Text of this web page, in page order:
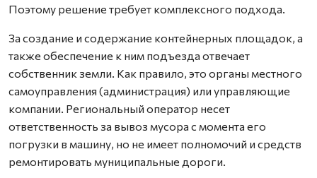
Поэтому решение требует комплексного подхода.
За создание и содержание контейнерных площадок, а
также обеспечение к ним подъезда отвечает
собственник земли. Как правило, это органы местного
самоуправления (администрация) или управляющие
компании. Региональный оператор несет
ответственность за вывоз мусора с момента его
погрузки в машину, но не имеет полномочий и средств
ремонтировать муниципальные дороги.